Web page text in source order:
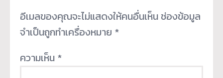
อีเมลของคุณจะไม่แสดงให้คนอื่นเห็น ช่องข้อมูล
จำเป็นถูกทำเครื่องหมาย *
ความเห็น *